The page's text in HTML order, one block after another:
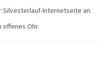
Silvesterlauf-Internetseite an.
Ohr.